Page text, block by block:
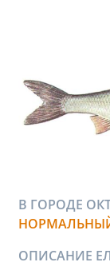
В ГОРОДЕ
ОПИСАНИЕ